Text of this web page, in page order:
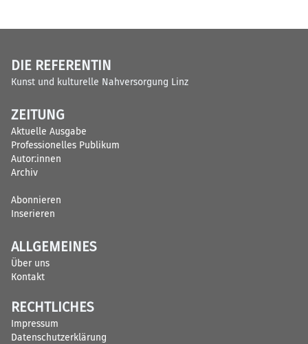
DIE REFERENTIN
Kunst und kulturelle Nahversorgung Linz
ZEITUNG
Aktuelle Ausgabe
Professionelles Publikum
Autor:innen
Archiv
Abonnieren
Inserieren
ALLGEMEINES
Über uns
Kontakt
RECHTLICHES
Impressum
Datenschutzerklärung